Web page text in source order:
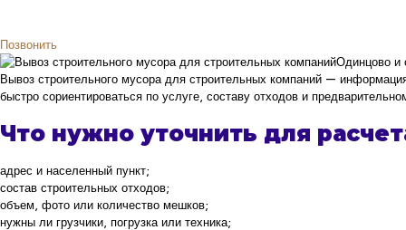
Позвонить
Одинцово и
Вывоз строительного мусора для строительных компаний —
быстро сориентироваться по услуге, составу отходов и
Что нужно уточнить для
адрес и населенный пункт;
состав строительных отходов;
объем, фото или количество мешков;
нужны ли грузчики, погрузка или техника;